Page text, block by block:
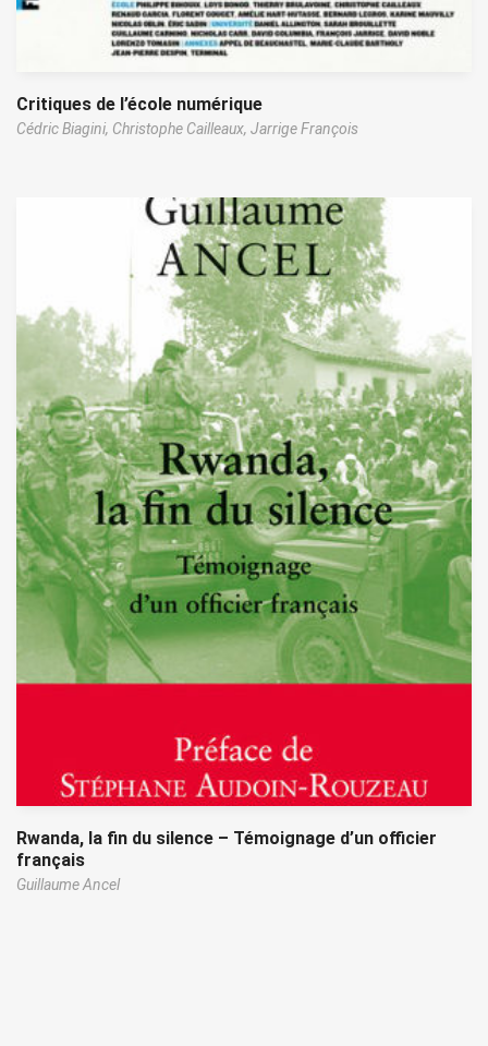
Critiques de l’école numérique
Cédric Biagini, Christophe Cailleaux, Jarrige François
Rwanda, la fin du silence – Témoignage d’un officier
français
Guillaume Ancel